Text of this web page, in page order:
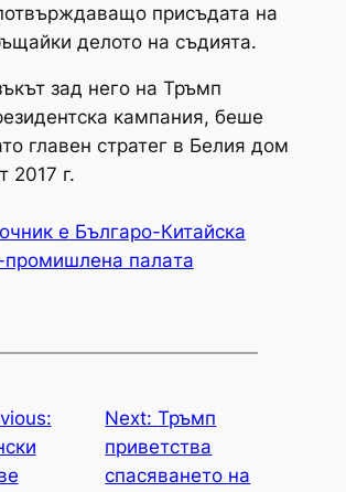
присъдата на
делото на съдията.
зад него на Тръмп
кампания, беше
главен стратег в Белия дом
2017 г.
е Българо-Китайска
промишлена палaта
Next:Тръмп
приветства
спасяването на